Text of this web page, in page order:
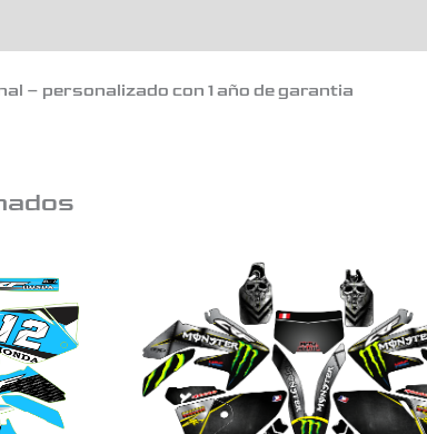
– personalizado con 1 año de garantia